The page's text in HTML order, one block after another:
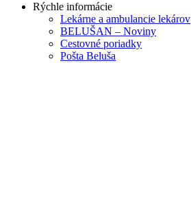
Rýchle informácie
Lekárne a ambulancie lekárov
BELUŠAN – Noviny
Cestovné poriadky
Pošta Beluša